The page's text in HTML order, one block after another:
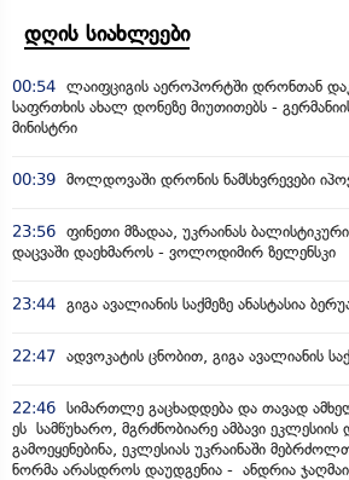
დღის სიახლეები
00:54 ლაიფციგის აეროპორტში დრონთან
საფრთხის ახალ დონეზე მიუთითებს -
მინისტრი
00:39 მოლდოვაში დრონის ნამსხვრევები
23:56 ფინეთი მზადაა, უკრაინას ბალისტიკური
დაცვაში დაეხმაროს - ვოლოდიმირ ზელენსკი
23:44 გიგა ავალიანის საქმეზე ანასტასია
22:47 ადვოკატის ცნობით, გიგა ავალიანის
22:46 სიმართლე გაცხადდება და თავად
ეს სამწუხარო, მგრძნობიარე ამბავი ეკლესიის
გამოეყენებინა, ეკლესიას უკრაინაში
ნორმა არასდროს დაუდგენია - ანდრია